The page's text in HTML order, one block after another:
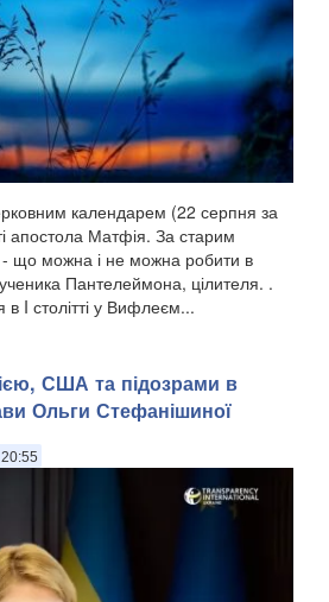
календарем (22 серпня за
апостола Матфія. За старим
що можна і не можна робити в
Пантелеймона, цілителя. .
I столітті у Вифлеєм...
США та підозрами в
Ольги Стефанішиної